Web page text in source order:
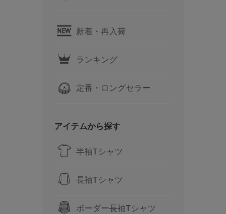
新着・再入荷
ランキング
定番・ロングセラー
アイテムから探す
半袖Tシャツ
長袖Tシャツ
ボーダー長袖Tシャツ